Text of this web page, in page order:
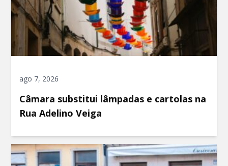
ago 7, 2026
Câmara substitui lâmpadas e cartolas na
Rua Adelino Veiga